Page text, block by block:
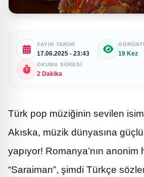
YAYIN TARIHI
17.06.2025 - 23:43 19 Kez
OKUMA SÜRESI
2 Dakika
Türk pop müziğinin sevilen
Akıska, müzik dünyasına
yapıyor! Romanya’nın anonim
“Saraiman”, şimdi Türkçe